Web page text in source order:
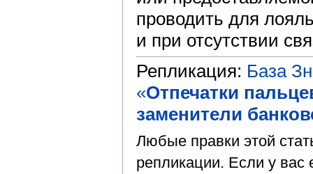
проводить для
и при отсутствии
Репликация: База
«Отпечатки
заменители
Любые правки этой
репликации. Если у вас